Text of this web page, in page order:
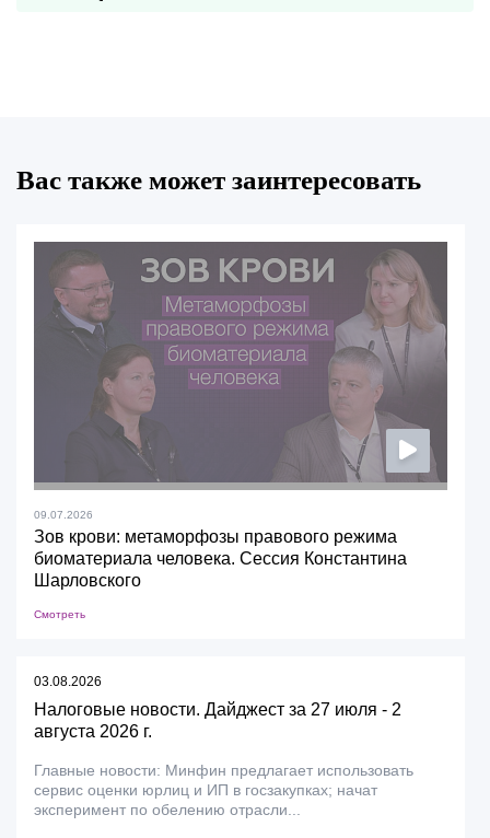
Вас также может заинтересовать
09.07.2026
Зов крови: метаморфозы правового режима
биоматериала человека. Сессия Константина
Шарловского
Смотреть
03.08.2026
Налоговые новости. Дайджест за 27 июля - 2
августа 2026 г.
Главные новости: Минфин предлагает использовать
сервис оценки юрлиц и ИП в госзакупках; начат
эксперимент по обелению отрасли...